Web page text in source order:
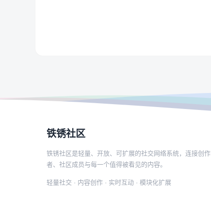
铁锈社区
铁锈社区是轻量、开放、可扩展的社交网络系统，连接创作
者、社区成员与每一个值得被看见的内容。
轻量社交 · 内容创作 · 实时互动 · 模块化扩展